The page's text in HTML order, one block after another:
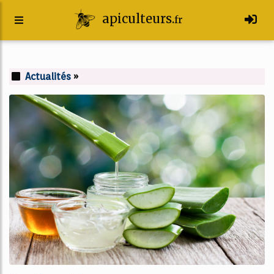
apiculteurs.fr
Actualités »